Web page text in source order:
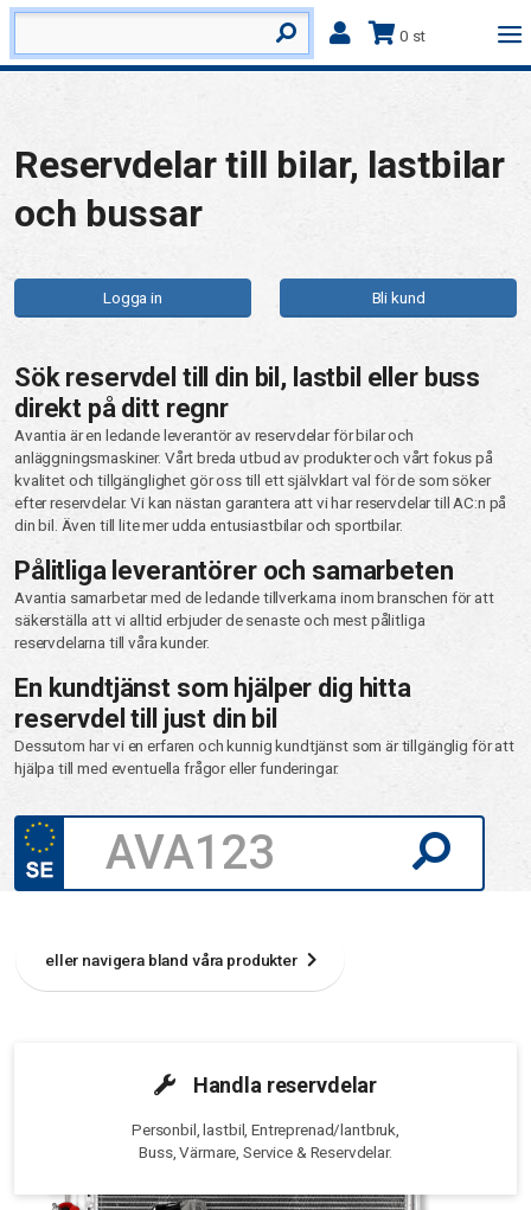
0 st
Reservdelar till bilar, lastbilar
och bussar
Logga in Bli kund
Sök reservdel till din bil, lastbil eller buss
direkt på ditt regnr
Avantia är en ledande leverantör av reservdelar för bilar och
anläggningsmaskiner. Vårt breda utbud av produkter och vårt fokus på
kvalitet och tillgänglighet gör oss till ett självklart val för de som söker
efter reservdelar. Vi kan nästan garantera att vi har reservdelar till AC:n på
din bil. Även till lite mer udda entusiastbilar och sportbilar.
Pålitliga leverantörer och samarbeten
Avantia samarbetar med de ledande tillverkarna inom branschen för att
säkerställa att vi alltid erbjuder de senaste och mest pålitliga
reservdelarna till våra kunder.
En kundtjänst som hjälper dig hitta
reservdel till just din bil
Dessutom har vi en erfaren och kunnig kundtjänst som är tillgänglig för att
hjälpa till med eventuella frågor eller funderingar.
eller navigera bland våra produkter
Handla reservdelar
Personbil, lastbil, Entreprenad/lantbruk,
Buss, Värmare, Service & Reservdelar.